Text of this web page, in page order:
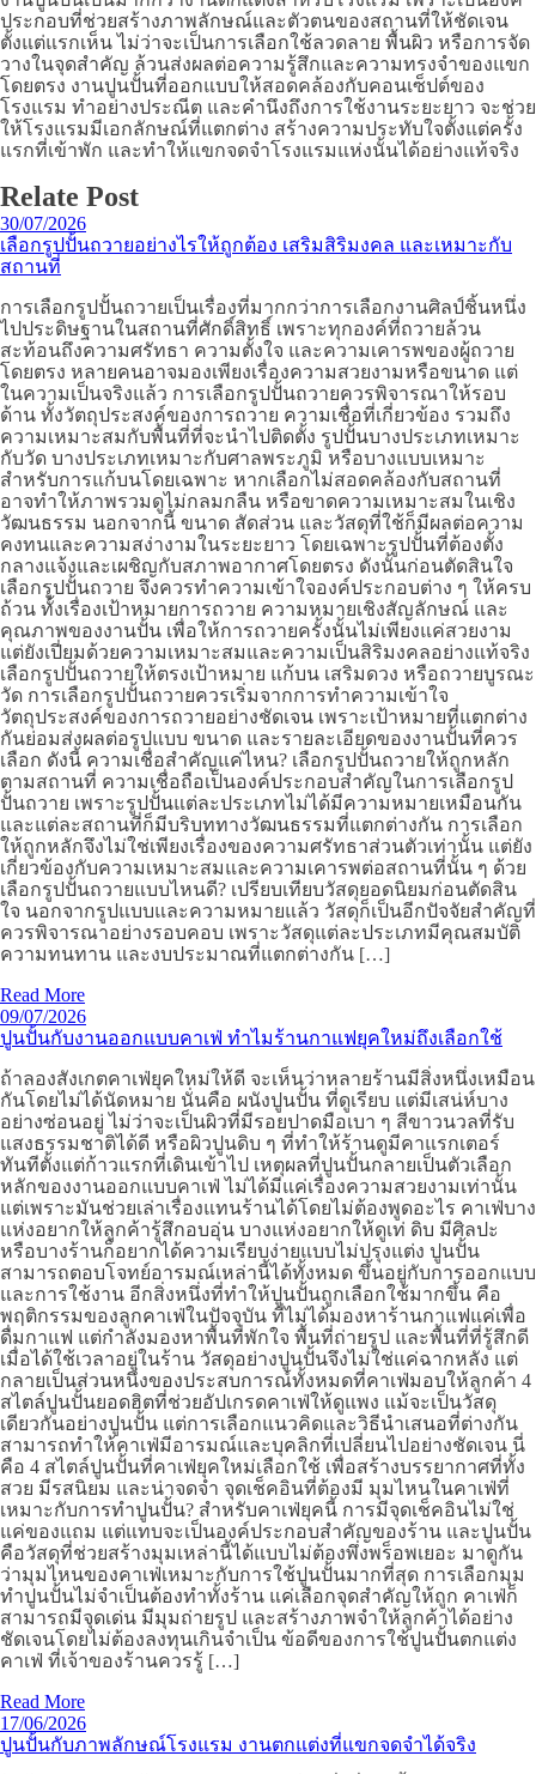
ประกอบที่ช่วยสร้างภาพลักษณ์และตัวตนของสถานที่ให้ชัดเจน
ตั้งแต่แรกเห็น ไม่ว่าจะเป็นการเลือกใช้ลวดลาย พื้นผิว หรือการจัด
วางในจุดสำคัญ ล้วนส่งผลต่อความรู้สึกและความทรงจำของแขก
โดยตรง งานปูนปั้นที่ออกแบบให้สอดคล้องกับคอนเซ็ปต์ของ
โรงแรม ทำอย่างประณีต และคำนึงถึงการใช้งานระยะยาว จะช่วย
ให้โรงแรมมีเอกลักษณ์ที่แตกต่าง สร้างความประทับใจตั้งแต่ครั้ง
แรกที่เข้าพัก และทำให้แขกจดจำโรงแรมแห่งนั้นได้อย่างแท้จริง
Relate Post
30/07/2026
เลือกรูปปั้นถวายอย่างไรให้ถูกต้อง เสริมสิริมงคล และเหมาะกับ
สถานที่
การเลือกรูปปั้นถวายเป็นเรื่องที่มากกว่าการเลือกงานศิลป์ชิ้นหนึ่ง
ไปประดิษฐานในสถานที่ศักดิ์สิทธิ์ เพราะทุกองค์ที่ถวายล้วน
สะท้อนถึงความศรัทธา ความตั้งใจ และความเคารพของผู้ถวาย
โดยตรง หลายคนอาจมองเพียงเรื่องความสวยงามหรือขนาด แต่
ในความเป็นจริงแล้ว การเลือกรูปปั้นถวายควรพิจารณาให้รอบ
ด้าน ทั้งวัตถุประสงค์ของการถวาย ความเชื่อที่เกี่ยวข้อง รวมถึง
ความเหมาะสมกับพื้นที่ที่จะนำไปติดตั้ง รูปปั้นบางประเภทเหมาะ
กับวัด บางประเภทเหมาะกับศาลพระภูมิ หรือบางแบบเหมาะ
สำหรับการแก้บนโดยเฉพาะ หากเลือกไม่สอดคล้องกับสถานที่
อาจทำให้ภาพรวมดูไม่กลมกลืน หรือขาดความเหมาะสมในเชิง
วัฒนธรรม นอกจากนี้ ขนาด สัดส่วน และวัสดุที่ใช้ก็มีผลต่อความ
คงทนและความสง่างามในระยะยาว โดยเฉพาะรูปปั้นที่ต้องตั้ง
กลางแจ้งและเผชิญกับสภาพอากาศโดยตรง ดังนั้นก่อนตัดสินใจ
เลือกรูปปั้นถวาย จึงควรทำความเข้าใจองค์ประกอบต่าง ๆ ให้ครบ
ถ้วน ทั้งเรื่องเป้าหมายการถวาย ความหมายเชิงสัญลักษณ์ และ
คุณภาพของงานปั้น เพื่อให้การถวายครั้งนั้นไม่เพียงแค่สวยงาม
แต่ยังเปี่ยมด้วยความเหมาะสมและความเป็นสิริมงคลอย่างแท้จริง
เลือกรูปปั้นถวายให้ตรงเป้าหมาย แก้บน เสริมดวง หรือถวายบูรณะ
วัด การเลือกรูปปั้นถวายควรเริ่มจากการทำความเข้าใจ
วัตถุประสงค์ของการถวายอย่างชัดเจน เพราะเป้าหมายที่แตกต่าง
กันย่อมส่งผลต่อรูปแบบ ขนาด และรายละเอียดของงานปั้นที่ควร
เลือก ดังนี้ ความเชื่อสำคัญแค่ไหน? เลือกรูปปั้นถวายให้ถูกหลัก
ตามสถานที่ ความเชื่อถือเป็นองค์ประกอบสำคัญในการเลือกรูป
ปั้นถวาย เพราะรูปปั้นแต่ละประเภทไม่ได้มีความหมายเหมือนกัน
และแต่ละสถานที่ก็มีบริบททางวัฒนธรรมที่แตกต่างกัน การเลือก
ให้ถูกหลักจึงไม่ใช่เพียงเรื่องของความศรัทธาส่วนตัวเท่านั้น แต่ยัง
เกี่ยวข้องกับความเหมาะสมและความเคารพต่อสถานที่นั้น ๆ ด้วย
เลือกรูปปั้นถวายแบบไหนดี? เปรียบเทียบวัสดุยอดนิยมก่อนตัดสิน
ใจ นอกจากรูปแบบและความหมายแล้ว วัสดุก็เป็นอีกปัจจัยสำคัญที่
ควรพิจารณาอย่างรอบคอบ เพราะวัสดุแต่ละประเภทมีคุณสมบัติ
ความทนทาน และงบประมาณที่แตกต่างกัน […]
Read More
09/07/2026
ปูนปั้นกับงานออกแบบคาเฟ่ ทำไมร้านกาแฟยุคใหม่ถึงเลือกใช้
ถ้าลองสังเกตคาเฟ่ยุคใหม่ให้ดี จะเห็นว่าหลายร้านมีสิ่งหนึ่งเหมือน
กันโดยไม่ได้นัดหมาย นั่นคือ ผนังปูนปั้น ที่ดูเรียบ แต่มีเสน่ห์บาง
อย่างซ่อนอยู่ ไม่ว่าจะเป็นผิวที่มีรอยปาดมือเบา ๆ สีขาวนวลที่รับ
แสงธรรมชาติได้ดี หรือผิวปูนดิบ ๆ ที่ทำให้ร้านดูมีคาแรกเตอร์
ทันทีตั้งแต่ก้าวแรกที่เดินเข้าไป เหตุผลที่ปูนปั้นกลายเป็นตัวเลือก
หลักของงานออกแบบคาเฟ่ ไม่ได้มีแค่เรื่องความสวยงามเท่านั้น
แต่เพราะมันช่วยเล่าเรื่องแทนร้านได้โดยไม่ต้องพูดอะไร คาเฟ่บาง
แห่งอยากให้ลูกค้ารู้สึกอบอุ่น บางแห่งอยากให้ดูเท่ ดิบ มีศิลปะ
หรือบางร้านก็อยากได้ความเรียบง่ายแบบไม่ปรุงแต่ง ปูนปั้น
สามารถตอบโจทย์อารมณ์เหล่านี้ได้ทั้งหมด ขึ้นอยู่กับการออกแบบ
และการใช้งาน อีกสิ่งหนึ่งที่ทำให้ปูนปั้นถูกเลือกใช้มากขึ้น คือ
พฤติกรรมของลูกคาเฟ่ในปัจจุบัน ที่ไม่ได้มองหาร้านกาแฟแค่เพื่อ
ดื่มกาแฟ แต่กำลังมองหาพื้นที่พักใจ พื้นที่ถ่ายรูป และพื้นที่ที่รู้สึกดี
เมื่อได้ใช้เวลาอยู่ในร้าน วัสดุอย่างปูนปั้นจึงไม่ใช่แค่ฉากหลัง แต่
กลายเป็นส่วนหนึ่งของประสบการณ์ทั้งหมดที่คาเฟ่มอบให้ลูกค้า 4
สไตล์ปูนปั้นยอดฮิตที่ช่วยอัปเกรดคาเฟ่ให้ดูแพง แม้จะเป็นวัสดุ
เดียวกันอย่างปูนปั้น แต่การเลือกแนวคิดและวิธีนำเสนอที่ต่างกัน
สามารถทำให้คาเฟ่มีอารมณ์และบุคลิกที่เปลี่ยนไปอย่างชัดเจน นี่
คือ 4 สไตล์ปูนปั้นที่คาเฟ่ยุคใหม่เลือกใช้ เพื่อสร้างบรรยากาศที่ทั้ง
สวย มีรสนิยม และน่าจดจำ จุดเช็คอินที่ต้องมี มุมไหนในคาเฟ่ที่
เหมาะกับการทำปูนปั้น? สำหรับคาเฟ่ยุคนี้ การมีจุดเช็คอินไม่ใช่
แค่ของแถม แต่แทบจะเป็นองค์ประกอบสำคัญของร้าน และปูนปั้น
คือวัสดุที่ช่วยสร้างมุมเหล่านี้ได้แบบไม่ต้องพึ่งพร็อพเยอะ มาดูกัน
ว่ามุมไหนของคาเฟ่เหมาะกับการใช้ปูนปั้นมากที่สุด การเลือกมุม
ทำปูนปั้นไม่จำเป็นต้องทำทั้งร้าน แค่เลือกจุดสำคัญให้ถูก คาเฟ่ก็
สามารถมีจุดเด่น มีมุมถ่ายรูป และสร้างภาพจำให้ลูกค้าได้อย่าง
ชัดเจนโดยไม่ต้องลงทุนเกินจำเป็น ข้อดีของการใช้ปูนปั้นตกแต่ง
คาเฟ่ ที่เจ้าของร้านควรรู้ […]
Read More
17/06/2026
ปูนปั้นกับภาพลักษณ์โรงแรม งานตกแต่งที่แขกจดจำได้จริง